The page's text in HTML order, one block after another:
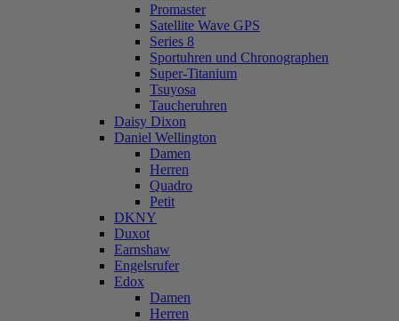
Promaster
Satellite Wave GPS
Series 8
Sportuhren und Chronographen
Super-Titanium
Tsuyosa
Taucheruhren
Daisy Dixon
Daniel Wellington
Damen
Herren
Quadro
Petit
DKNY
Duxot
Earnshaw
Engelsrufer
Edox
Damen
Herren